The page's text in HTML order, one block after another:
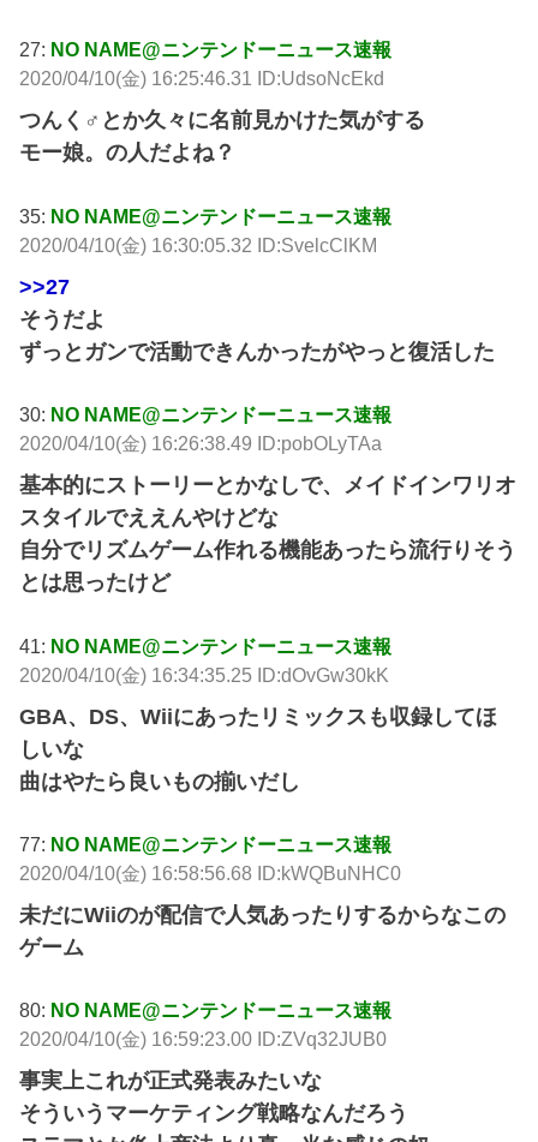
27: NO NAME@ニンテンドーニュース速報
2020/04/10(金) 16:25:46.31 ID:UdsoNcEkd
つんく♂とか久々に名前見かけた気がする
モー娘。の人だよね？
35: NO NAME@ニンテンドーニュース速報
2020/04/10(金) 16:30:05.32 ID:SvelcClKM
>>27
そうだよ
ずっとガンで活動できんかったがやっと復活した
30: NO NAME@ニンテンドーニュース速報
2020/04/10(金) 16:26:38.49 ID:pobOLyTAa
基本的にストーリーとかなしで、メイドインワリオ
スタイルでええんやけどな
自分でリズムゲーム作れる機能あったら流行りそう
とは思ったけど
41: NO NAME@ニンテンドーニュース速報
2020/04/10(金) 16:34:35.25 ID:dOvGw30kK
GBA、DS、Wiiにあったリミックスも収録してほ
しいな
曲はやたら良いもの揃いだし
77: NO NAME@ニンテンドーニュース速報
2020/04/10(金) 16:58:56.68 ID:kWQBuNHC0
未だにWiiのが配信で人気あったりするからなこの
ゲーム
80: NO NAME@ニンテンドーニュース速報
2020/04/10(金) 16:59:23.00 ID:ZVq32JUB0
事実上これが正式発表みたいな
そういうマーケティング戦略なんだろう